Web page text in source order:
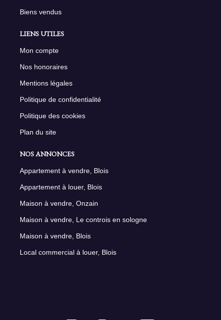
Biens vendus
LIENS UTILES
Mon compte
Nos honoraires
Mentions légales
Politique de confidentialité
Politique des cookies
Plan du site
NOS ANNONCES
Appartement à vendre, Blois
Appartement à louer, Blois
Maison à vendre, Onzain
Maison à vendre, Le controis en sologne
Maison à vendre, Blois
Local commercial à louer, Blois